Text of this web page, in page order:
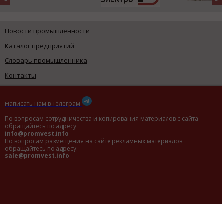
Новости промышленности
Каталог предприятий
Словарь промышленника
Контакты
Написать нам в Телеграм
По вопросам сотрудничества и копирования материалов с сайта
обращайтесь по адресу:
info@promvest.info
По вопросам размещения на сайте рекламных материалов
обращайтесь по адресу:
sale@promvest.info